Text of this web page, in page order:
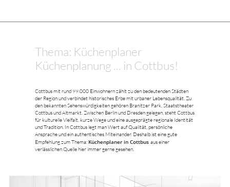
Thema: Küchenplaner
Küchenplanung ... in Cottbus!
Cottbus mit rund 99.000 Einwohnern zählt zu den bedeutenden Städten
der Region und verbindet historisches Erbe mit urbaner Lebensqualität. Zu
den bekannten Sehenswürdigkeiten gehören Branitzer Park, Staatstheater
Cottbus und Altmarkt. Zwischen Berlin und Dresden gelegen, steht Cottbus
für kulturelle Vielfalt, kurze Wege und eine ausgeprägte regionale Identität
und Tradition. In Cottbus legt man Wert auf Qualität, persönliche
Ansprache und ein authentisches Miteinander. Deshalb ist eine gute
Empfehlung zum Thema: Küchenplaner in Cottbus aus einer
verlässlichen Quelle hier immer gerne gesehen.